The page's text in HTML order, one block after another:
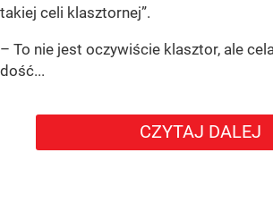
takiej celi klasztornej”.
– To nie jest oczywiście klasztor, ale
dość...
CZYTAJ DALEJ